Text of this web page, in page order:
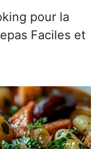
pour la
Faciles et